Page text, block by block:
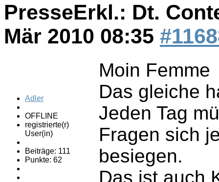
PresseErkl.: Dt.
Mär 2010 08:35
Adler
OFFLINE
registrierte(r)
User(in)
Beiträge: 111
Punkte: 62
Moin Femme
Das gleiche
Jeden Tag
Fragen sich
besiegen.
Das ist auch